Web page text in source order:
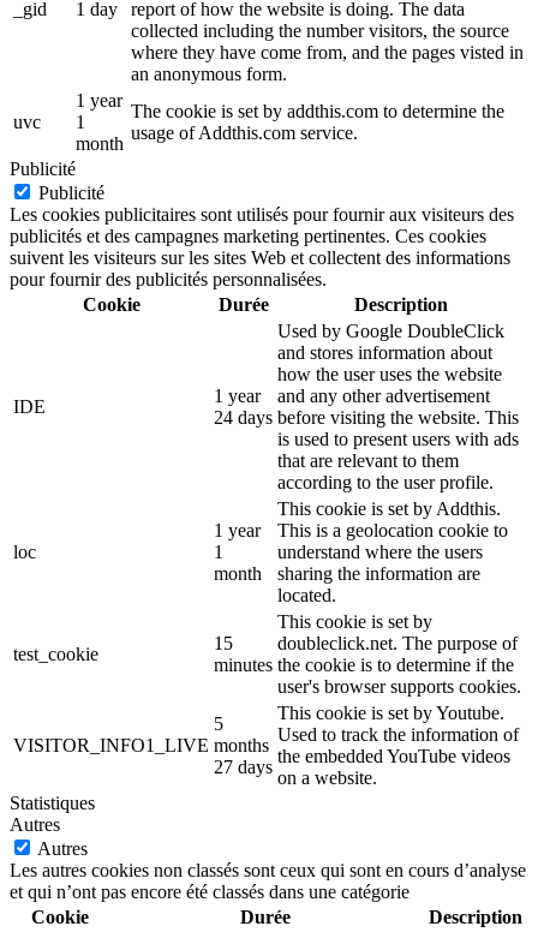
_gid 1 day
report of how the website is doing. The data
collected including the number visitors, the source
where they have come from, and the pages visted in
an anonymous form.
uvc
1 year
1
month
The cookie is set by addthis.com to determine the
usage of Addthis.com service.
Publicité
Publicité
Les cookies publicitaires sont utilisés pour fournir aux visiteurs des
publicités et des campagnes marketing pertinentes. Ces cookies
suivent les visiteurs sur les sites Web et collectent des informations
pour fournir des publicités personnalisées.
Cookie
Durée Description
IDE
1 year
24 days
Used by Google DoubleClick
and stores information about
how the user uses the website
and any other advertisement
before visiting the website. This
is used to present users with ads
that are relevant to them
according to the user profile.
loc
1 year
1
month
This cookie is set by Addthis.
This is a geolocation cookie to
understand where the users
sharing the information are
located.
test_cookie
15
minutes
This cookie is set by
doubleclick.net. The purpose of
the cookie is to determine if the
user's browser supports cookies.
VISITOR_INFO1_LIVE
5
months
27 days
This cookie is set by Youtube.
Used to track the information of
the embedded YouTube videos
on a website.
Statistiques
Autres
Autres
Les autres cookies non classés sont ceux qui sont en cours d’analyse
et qui n’ont pas encore été classés dans une catégorie
Cookie
Durée Description